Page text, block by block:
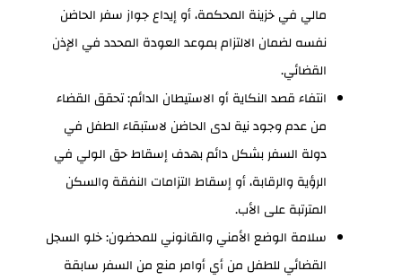
مالي في خزينة المحكمة، أو إيداع جواز سفر الحاضن
نفسه لضمان الالتزام بموعد العودة المحدد في الإذن
القضائي.
انتفاء قصد النكاية أو الاستيطان الدائم: تحقق القضاء
من عدم وجود نية لدى الحاضن لاستبقاء الطفل في
دولة السفر بشكل دائم بهدف إسقاط حق الولي في
الرؤية والرقابة، أو إسقاط التزامات النفقة والسكن
المترتبة على الأب.
سلامة الوضع الأمني والقانوني للمحضون: خلو السجل
القضائي للطفل من أي أوامر منع من السفر سابقة